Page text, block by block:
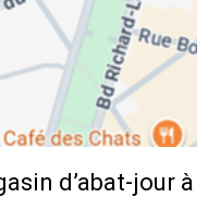
d’abat-jour à